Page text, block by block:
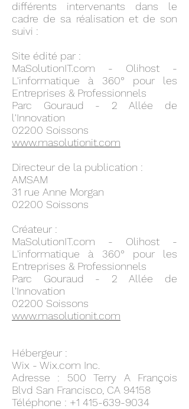
différents intervenants dans le
cadre de sa réalisation et de son
suivi :
Site édité par :
MaSolutionIT.com - Olihost -
L'informatique à 360° pour les
Entreprises & Professionnels
Parc Gouraud - 2 Allée de
l'Innovation
02200 Soissons
www.masolutionit.com
Directeur de la publication :
AMSAM
31 rue Anne Morgan
02200 Soissons
Créateur :
MaSolutionIT.com - Olihost -
L'informatique à 360° pour les
Entreprises & Professionnels
Parc Gouraud - 2 Allée de
l'Innovation
02200 Soissons
www.masolutionit.com
Hébergeur :
Wix - Wix.com Inc.
Adresse : 500 Terry A François
Blvd San Francisco, CA 94158
Téléphone : +1 415-639-9034